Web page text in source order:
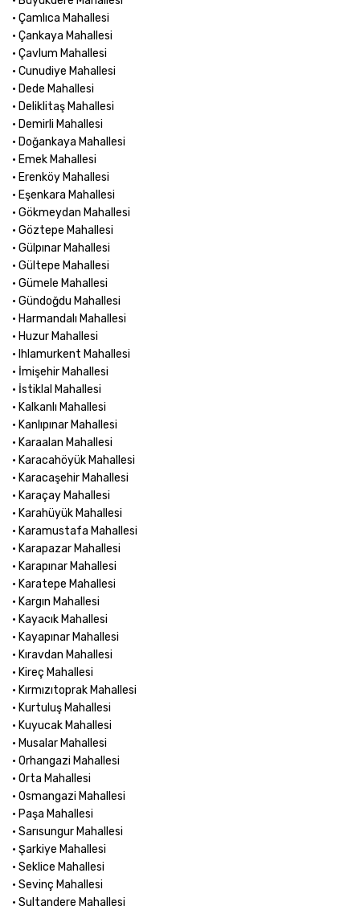
• Çamlıca Mahallesi
• Çankaya Mahallesi
• Çavlum Mahallesi
• Cunudiye Mahallesi
• Dede Mahallesi
• Deliklitaş Mahallesi
• Demirli Mahallesi
• Doğankaya Mahallesi
• Emek Mahallesi
• Erenköy Mahallesi
• Eşenkara Mahallesi
• Gökmeydan Mahallesi
• Göztepe Mahallesi
• Gülpınar Mahallesi
• Gültepe Mahallesi
• Gümele Mahallesi
• Gündoğdu Mahallesi
• Harmandalı Mahallesi
• Huzur Mahallesi
• Ihlamurkent Mahallesi
• İmişehir Mahallesi
• İstiklal Mahallesi
• Kalkanlı Mahallesi
• Kanlıpınar Mahallesi
• Karaalan Mahallesi
• Karacahöyük Mahallesi
• Karacaşehir Mahallesi
• Karaçay Mahallesi
• Karahüyük Mahallesi
• Karamustafa Mahallesi
• Karapazar Mahallesi
• Karapınar Mahallesi
• Karatepe Mahallesi
• Kargın Mahallesi
• Kayacık Mahallesi
• Kayapınar Mahallesi
• Kıravdan Mahallesi
• Kireç Mahallesi
• Kırmızıtoprak Mahallesi
• Kurtuluş Mahallesi
• Kuyucak Mahallesi
• Musalar Mahallesi
• Orhangazi Mahallesi
• Orta Mahallesi
• Osmangazi Mahallesi
• Paşa Mahallesi
• Sarısungur Mahallesi
• Şarkiye Mahallesi
• Seklice Mahallesi
• Sevinç Mahallesi
• Sultandere Mahallesi